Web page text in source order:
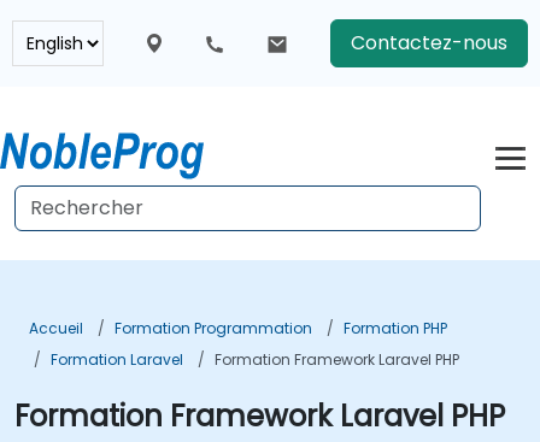
Contactez-nous
Accueil Formation Programmation
Formation PHP
Formation Laravel
Formation Framework Laravel PHP
Formation Framework Laravel PHP